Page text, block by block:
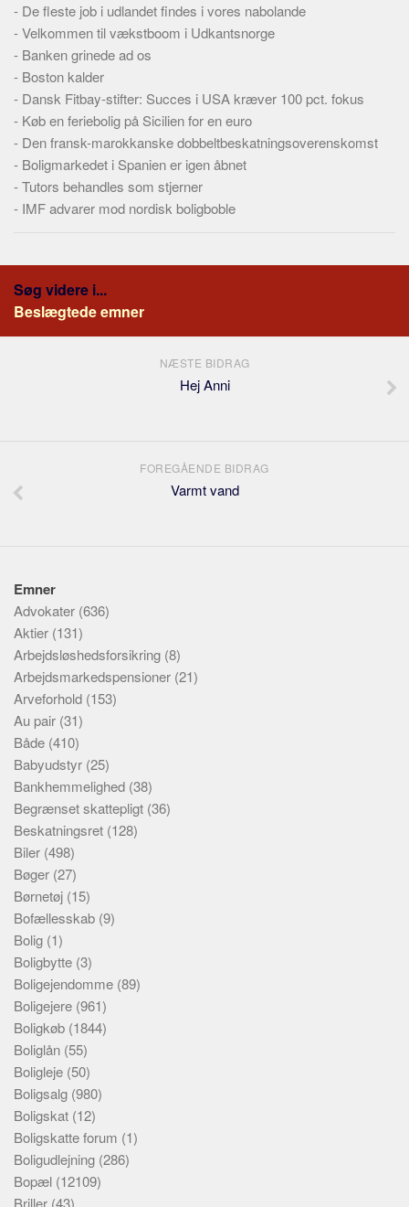
Personer
Steder
Kilder
Om
Webstedet
Forhistorien
Redigering
Hjælp
- De fleste job i udlandet findes i vores nabolande
-Velkommen til vækstboom i Udkantsnorge
- Banken grinede ad os
- Boston kalder
- Dansk Fitbay-stifter: Succes i USA kræver 100 pct. fokus
- Køb en feriebolig på Sicilien for en euro
- Den fransk-marokkanske dobbeltbeskatningsoverenskomst
- Boligmarkedet i Spanien er igen åbnet
-Tutors behandles som stjerner
- IMF advarer mod nordisk boligboble
Søg videre i...
Beslægtede emner
NÆSTE BIDRAG
Hej Anni
FOREGÅENDE BIDRAG
Varmt vand
Emner
Advokater (636)
Aktier (131)
Arbejdsløshedsforsikring (8)
Arbejdsmarkedspensioner (21)
Arveforhold (153)
Au pair (31)
Både (410)
Babyudstyr (25)
Bankhemmelighed (38)
Begrænset skattepligt (36)
Beskatningsret (128)
Biler (498)
Bøger (27)
Børnetøj (15)
Bofællesskab (9)
Bolig (1)
Boligbytte (3)
Boligejendomme (89)
Boligejere (961)
Boligkøb (1844)
Boliglån (55)
Boligleje (50)
Boligsalg (980)
Boligskat (12)
Boligskatte forum (1)
Boligudlejning (286)
Bopæl (12109)
Briller (43)